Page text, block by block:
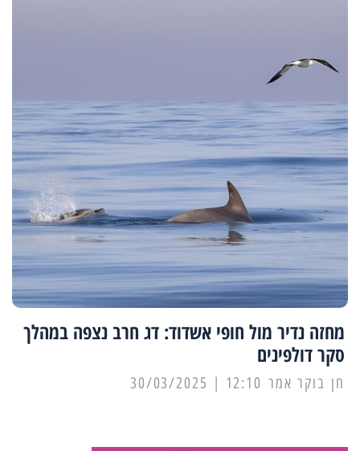
מחזה נדיר מול חופי אשדוד: דג חרב נצפה במהלך
סקר דולפינים
12:10 | 30/03/2025